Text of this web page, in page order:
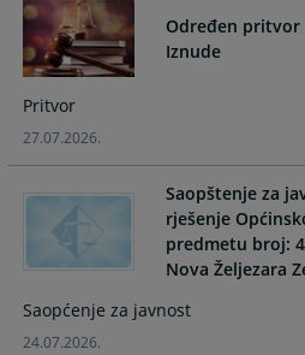
forward
to
interact
with
the
calendar
and
select
date.
Press
the
question
forward
to
and
select
a
date.
Press
Određen pritvor
Iznude
Pritvor
27.07.2026.
Saopštenje za
rješenje
predmetu broj:
Nova Željezara
Saopćenje za javnost
24.07.2026.